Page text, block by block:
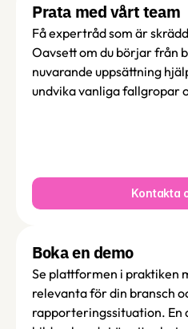
Prata med vårt team
Få expertråd som är
Oavsett om du börjar från
nuvarande uppsättning
undvika vanliga fallgropar
Kontakta
Boka en demo
Se plattformen i praktiken
relevanta för din bransch
rapporteringssituation. En